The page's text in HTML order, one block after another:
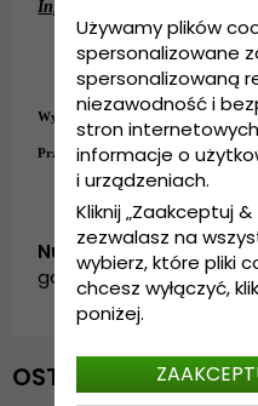
Informacje szczegółowe:
Wykonanie: poliester
Rozmiar uniwersalny
Regulacja z tyłu czapki.
Wykonanie:
Przewodnik po rozmiarach:Rozmiar
Numer artykułu:
garda.cap.SS2024-
OSTATNIO
Używamy plików
spersonalizowane
spersonalizowaną
niezawodność i
stron
informacje o
i urządzeniach.
Kliknij „Zaakceptuj &
zezwalasz na
wybierz, które pliki
chcesz wyłączyć,
poniżej.